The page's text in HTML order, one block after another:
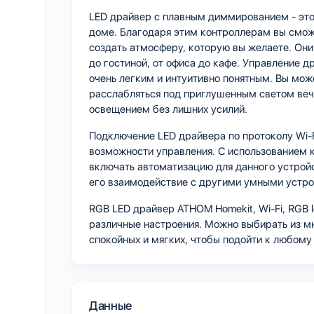
LED драйвер с плавным диммированием -
доме. Благодаря этим контроллерам вы
создать атмосферу, которую вы желаете.
до гостиной, от офиса до кафе. Управление
очень легким и интуитивно понятным. Вы
расслабляться под приглушенным светом
освещением без лишних усилий.
Подключение LED драйвера по протоколу
возможности управления. С
включать автоматизацию для данного
его взаимодействие с другими умными
RGB LED драйвер ATHOM Homekit, Wi-Fi,
различные настроения. Можно выбирать из
спокойных и мягких, чтобы подойти к
Данные